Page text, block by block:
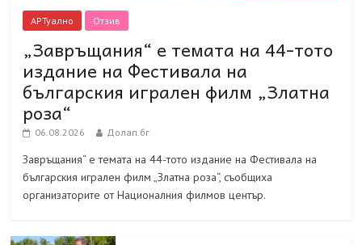
АРТуално Отзив
„Завръщания“ е темата на 44-тото
издание на Фестивала на
българския игрален филм „Златна
роза“
06.08.2026 Долап.бг
Завръщания“ е темата на 44-тото издание на Фестивала на
българския игрален филм „Златна роза“, съобщиха
организаторите от Националния филмов център.